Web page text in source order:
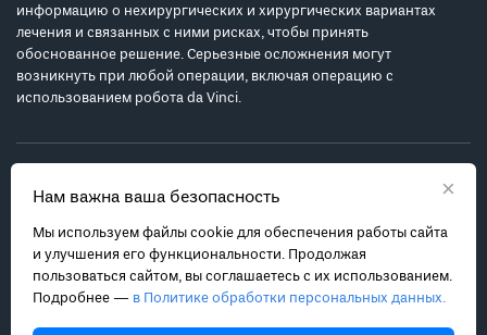
×
Нам важна ваша безопасность
Мы используем файлы cookie для обеспечения работы сайта
и улучшения его функциональности. Продолжая
пользоваться сайтом, вы соглашаетесь с их использованием.
Подробнее — в Политике обработки персональных данных.
информацию о нехирургических и хирургических вариантах
лечения и связанных с ними рисках, чтобы принять
обоснованное решение. Серьезные осложнения могут
возникнуть при любой операции, включая операцию с
использованием робота da Vinci.
Политика обработки персональных данных
Соглашение с пользователем
Карта сайта